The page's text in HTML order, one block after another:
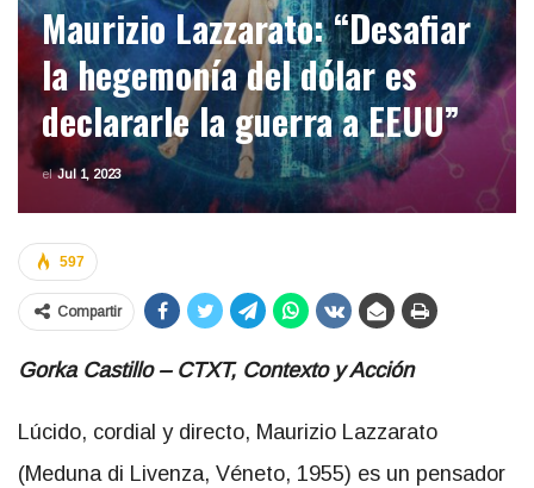
Maurizio Lazzarato: “Desafiar
la hegemonía del dólar es
declararle la guerra a EEUU”
elJul 1, 2023
597
Compartir
Gorka Castillo – CTXT, Contexto y Acción
Lúcido, cordial y directo, Maurizio Lazzarato
(Meduna di Livenza, Véneto, 1955) es un pensador